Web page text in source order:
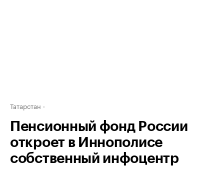
Татарстан
Пенсионный фонд России
откроет в Иннополисе
собственный инфоцентр